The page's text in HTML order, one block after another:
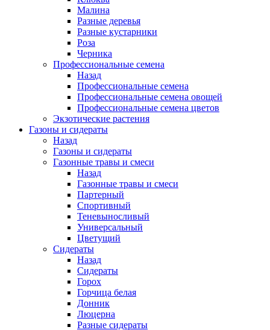
Малина
Разные деревья
Разные кустарники
Роза
Черника
Профессиональные семена
Назад
Профессиональные семена
Профессиональные семена овощей
Профессиональные семена цветов
Экзотические растения
Газоны и сидераты
Назад
Газоны и сидераты
Газонные травы и смеси
Назад
Газонные травы и смеси
Партерный
Спортивный
Теневыносливый
Универсальный
Цветущий
Сидераты
Назад
Сидераты
Горох
Горчица белая
Донник
Люцерна
Разные сидераты